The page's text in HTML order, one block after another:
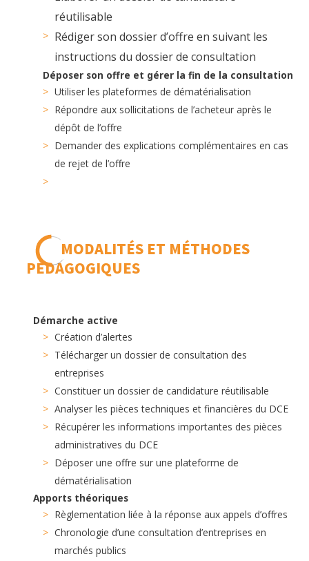
réutilisable
Rédiger son dossier d’offre en suivant les
instructions du dossier de consultation
Déposer son offre et gérer la fin de la consultation
Utiliser les plateformes de dématérialisation
Répondre aux sollicitations de l’acheteur après le
dépôt de l’offre
Demander des explications complémentaires en cas
de rejet de l’offre
MODALITÉS ET MÉTHODES
PÉDAGOGIQUES
Démarche active
Création d’alertes
Télécharger un dossier de consultation des
entreprises
Constituer un dossier de candidature réutilisable
Analyser les pièces techniques et financières du DCE
Récupérer les informations importantes des pièces
administratives du DCE
Déposer une offre sur une plateforme de
dématérialisation
Apports théoriques
Règlementation liée à la réponse aux appels d’offres
Chronologie d’une consultation d’entreprises en
marchés publics